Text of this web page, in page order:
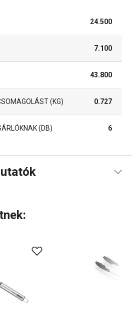
24.500
7.100
43.800
(KG) 0.727
(DB) 6
és biztonsági információk